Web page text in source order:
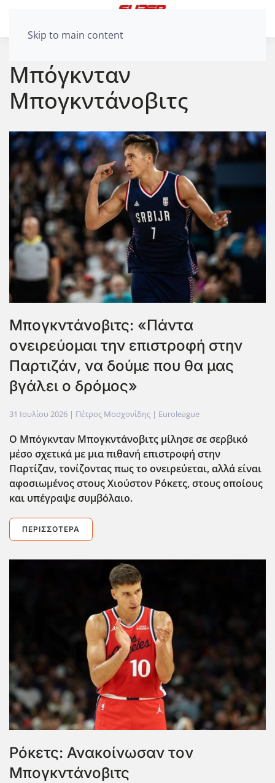
Skip to main content
Μπόγκνταν
Μπογκντάνοβιτς
Μπογκντάνοβιτς: «Πάντα
ονειρεύομαι την επιστροφή στην
Παρτιζάν, να δούμε που θα μας
βγάλει ο δρόμος»
31 Ιουλίου 2026 | Πέτρος Μοσχονίδης | Euroleague
Ο Μπόγκνταν Μπογκντάνοβιτς μίλησε σε σερβικό
μέσο σχετικά με μια πιθανή επιστροφή στην
Παρτίζαν, τονίζοντας πως το ονειρεύεται, αλλά είναι
αφοσιωμένος στους Χιούστον Ρόκετς, στους οποίους
και υπέγραψε συμβόλαιο.
ΠΕΡΙΣΣΌΤΕΡΑ
Ρόκετς: Ανακοίνωσαν τον
Μπογκντάνοβιτς